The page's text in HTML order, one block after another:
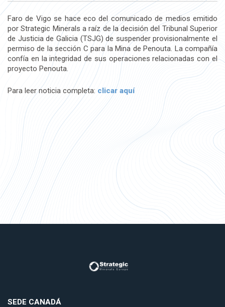
Faro de Vigo se hace eco del comunicado de medios emitido
por Strategic Minerals a raíz de la decisión del Tribunal Superior
de Justicia de Galicia (TSJG) de suspender provisionalmente el
permiso de la sección C para la Mina de Penouta. La compañía
confía en la integridad de sus operaciones relacionadas con el
proyecto Penouta.
Para leer noticia completa: clicar aquí
SEDE CANADÁ